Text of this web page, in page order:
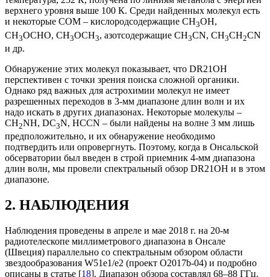
верхнего уровня выше 100 К. Среди найденных молекул есть
и некоторые СОМ – кислородсодержащие CH3OH,
CH3OCHO, CH3OCH3, азотсодержащие CH3CN, CH3CH2CN
и др.
Обнаружение этих молекул показывает, что DR21OH
перспективен с точки зрения поиска сложной органики.
Однако ряд важных для астрохимии молекул не имеет
разрешенных переходов в 3-мм диапазоне длин волн и их
надо искать в других диапазонах. Некоторые молекулы –
CH2NH, DC3N, HCCN – были найдены на волне 3 мм лишь
предположительно, и их обнаружение необходимо
подтвердить или опровергнуть. Поэтому, когда в Онсальской
обсерватории был введен в строй приемник 4-мм диапазона
длин волн, мы провели спектральный обзор DR21OH и в этом
диапазоне.
2. НАБЛЮДЕНИЯ
Наблюдения проведены в апреле и мае 2018 г. на 20-м
радиотелескопе миллиметрового диапазона в Онсале
(Швеция) параллельно со спектральным обзором области
звездообразования W51e1/e2 (проект O2017b-04) и подробно
описаны в статье [18]. Диапазон обзора составлял 68–88 ГГц.